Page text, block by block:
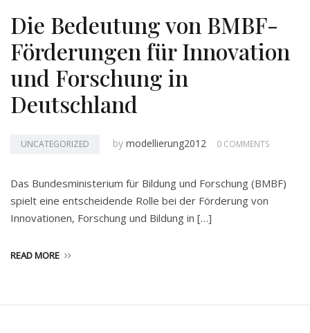
Die Bedeutung von BMBF-
Förderungen für Innovation
und Forschung in
Deutschland
UNCATEGORIZED by modellierung2012 0 COMMENTS
Das Bundesministerium für Bildung und Forschung (BMBF)
spielt eine entscheidende Rolle bei der Förderung von
Innovationen, Forschung und Bildung in […]
READ MORE